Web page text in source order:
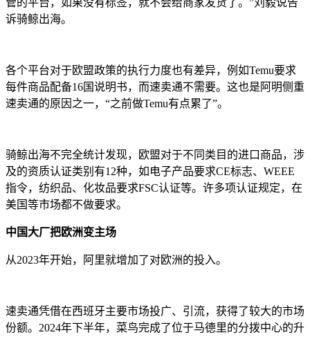
诉骑鲸出海。
各个平台对于欧盟政策的执行力度也有差异，例如Temu要求
每件商品配备16国说明书，而速卖通不需要。这也是阿明侧重
速卖通的原因之一，“之前做Temu有点累了”。
骑鲸出海不完全统计发现，欧盟对于不同类目的进口商品，涉
及的资质认证类别有12种，如电子产品要求CE标志、WEEE
指令，纺织品、化妆品要求FSC认证等。许多项认证规定，在
美国等市场都不做要求。
中国大厂把欧洲变主场
从2023年开始，阿里就增加了对欧洲的投入。
速卖通凭借在西班牙主要市场投广、引流，获得了较大的市场
份额。2024年下半年，菜鸟完成了位于马德里的分拨中心的升